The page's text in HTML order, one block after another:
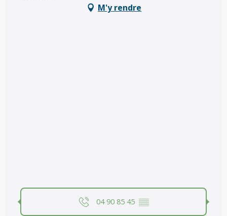
M'y rendre
04 90 85 45 ▒▒